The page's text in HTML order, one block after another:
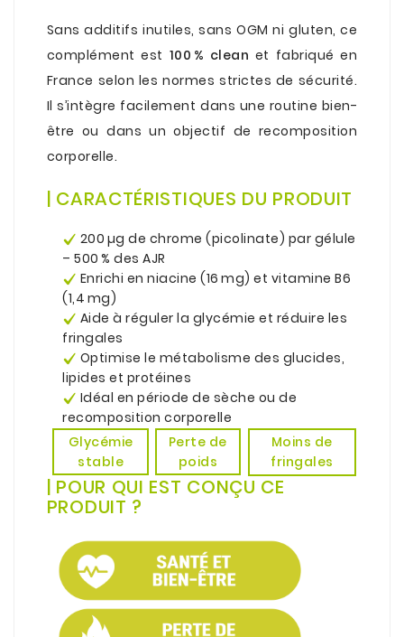
Sans additifs inutiles, sans OGM ni gluten, ce
complément est 100 % clean et fabriqué en
France selon les normes strictes de sécurité.
Il s’intègre facilement dans une routine bien-
être ou dans un objectif de recomposition
corporelle.
| CARACTÉRISTIQUES DU PRODUIT
200 µg de chrome (picolinate) par gélule
– 500 % des AJR
Enrichi en niacine (16 mg) et vitamine B6
(1,4 mg)
Aide à réguler la glycémie et réduire les
fringales
Optimise le métabolisme des glucides,
lipides et protéines
Idéal en période de sèche ou de
recomposition corporelle
Glycémie
stable
Perte de
poids
Moins de
fringales
| POUR QUI EST CONÇU CE
PRODUIT ?